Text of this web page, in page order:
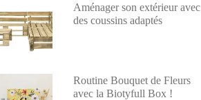
Aménager son extérieur avec
des coussins adaptés
Routine Bouquet de Fleurs
avec la Biotyfull Box !